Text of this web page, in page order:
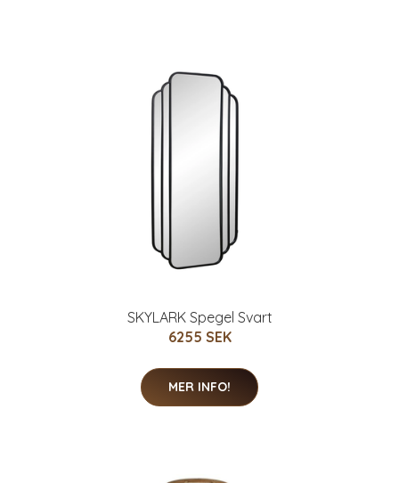
SKYLARK Spegel Svart
6255 SEK
MER INFO!